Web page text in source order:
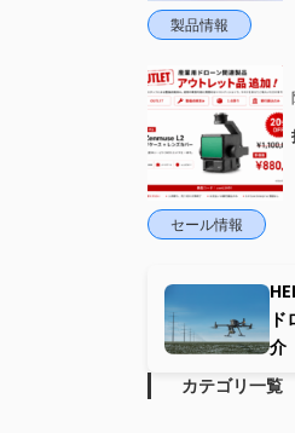
製品情報
セール情報
ド
介
カテゴリ一覧